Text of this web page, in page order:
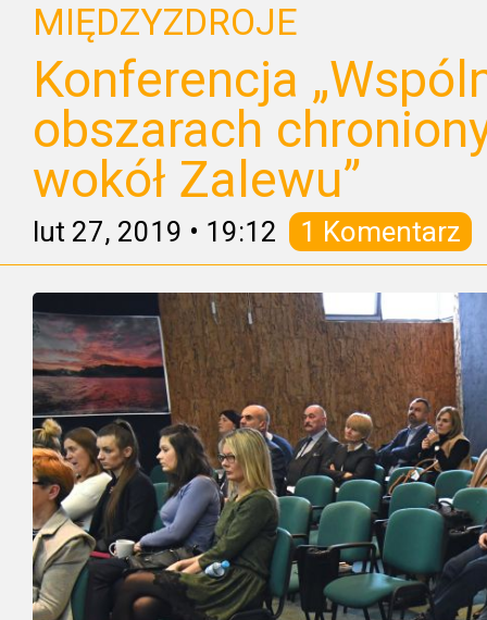
MIĘDZYZDROJE
Konferencja
obszarach
wokół Zalewu”
lut 27, 2019 • 19:12 1 Komentarz